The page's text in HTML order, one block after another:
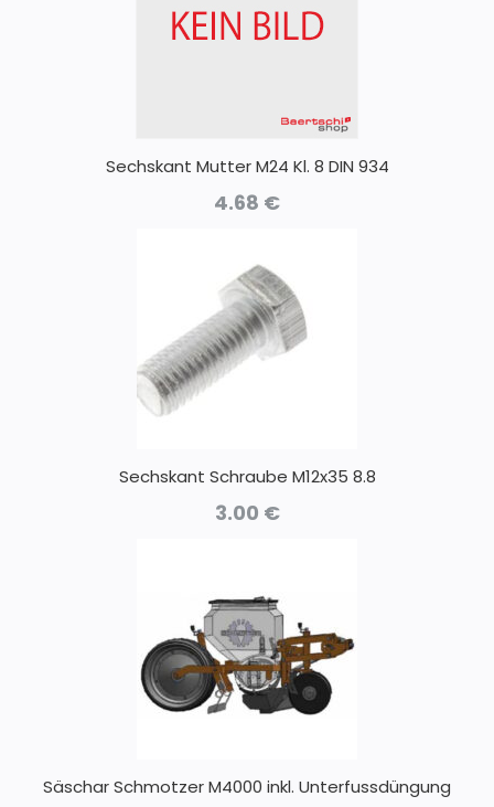
Sechskant Mutter M24 Kl. 8 DIN 934
4.68 €
Sechskant Schraube M12x35 8.8
3.00 €
Säschar Schmotzer M4000 inkl. Unterfussdüngung